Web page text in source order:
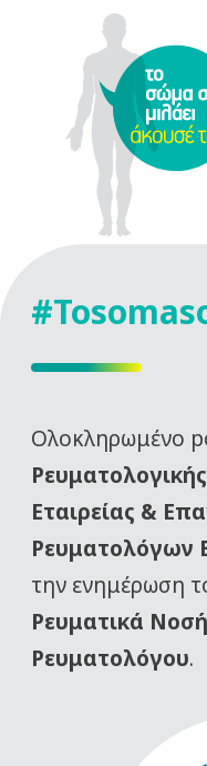
Oλοκληρωμένο
Ρευματολογικής
Εταιρείας &
Ρευματολόγων
την ενημέρωση
Ρευματικά
Ρευματολόγου.